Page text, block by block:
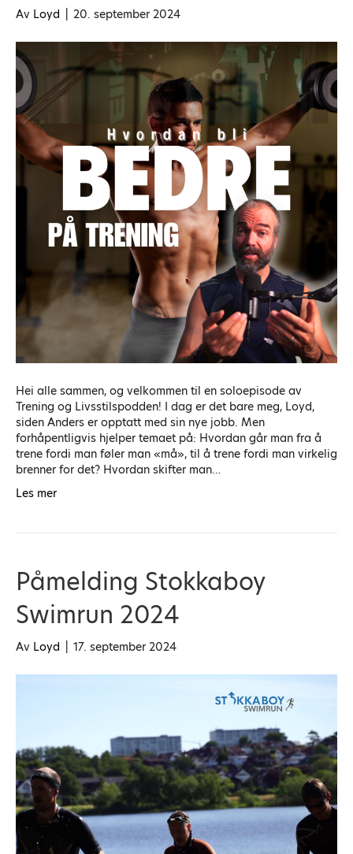
Av Loyd 20. september 2024
Hei alle sammen, og velkommen til en soloepisode av
Trening og Livsstilspodden! I dag er det bare meg, Loyd,
siden Anders er opptatt med sin nye jobb. Men
forhåpentligvis hjelper temaet på: Hvordan går man fra å
trene fordi man føler man «må», til å trene fordi man virkelig
brenner for det? Hvordan skifter man…
Les mer
Påmelding Stokkaboy
Swimrun 2024
Av Loyd 17. september 2024